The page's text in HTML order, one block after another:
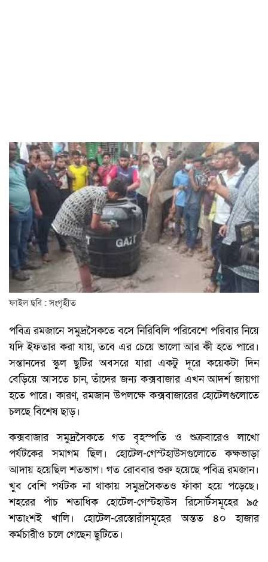
ফাইল ছবি : সংগৃহীত
পবিত্র রমজানে সমুদ্রসৈকতে বসে নিরিবিলি পরিবেশে পরিবার নিয়ে
যদি ইফতার করা যায়, তবে এর চেয়ে ভালো আর কী হতে পারে।
সন্তানদের স্কুল ছুটির অবসরে যারা একটু দূরে কয়েকটা দিন
বেড়িয়ে আসতে চান, তাঁদের জন্য কক্সবাজার এখন আদর্শ জায়গা
হতে পারে। কারণ, রমজান উপলক্ষে কক্সবাজারের হোটেলগুলোতে
চলছে বিশেষ ছাড়।
কক্সবাজার সমুদ্রসৈকতে গত বৃহস্পতি ও শুক্রবারেও লাখো
পর্যটকের সমাগম ছিল। হোটেল-গেস্টহাউসগুলোতে কক্ষভাড়া
আদায় হয়েছিল শতভাগ। গত রোববার শুরু হয়েছে পবিত্র রমজান।
খুব বেশি পর্যটক না থাকায় সমুদ্রসৈকতও ফাঁকা হয়ে পড়েছে।
শহরের পাঁচ শতাধিক হোটেল-গেস্টহাউস রিসোর্টসমূহের ৯৫
শতাংশই খালি। হোটেল-রেস্তোরাঁসমূহের অন্তত ৪০ হাজার
কর্মচারীও চলে গেছেন ছুটিতে।